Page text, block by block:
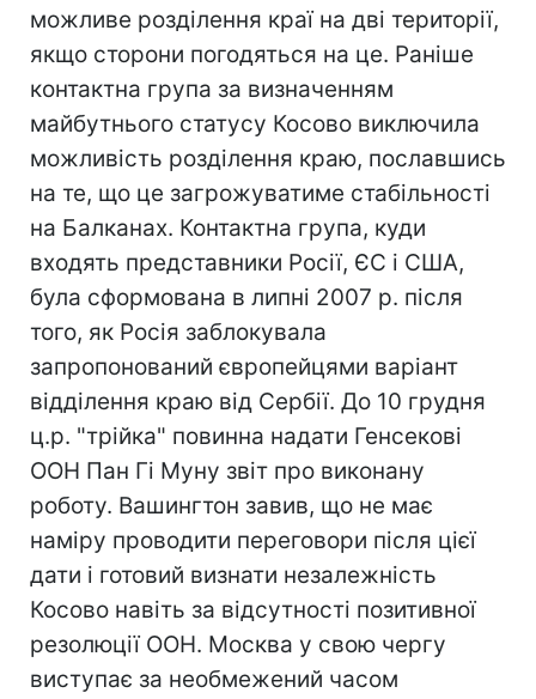
можливе розділення краї на дві території,
якщо сторони погодяться на це. Раніше
контактна група за визначенням
майбутнього статусу Косово виключила
можливість розділення краю, пославшись
на те, що це загрожуватиме стабільності
на Балканах. Контактна група, куди
входять представники Росії, ЄС і США,
була сформована в липні 2007 р. після
того, як Росія заблокувала
запропонований європейцями варіант
відділення краю від Сербії. До 10 грудня
ц.р. "трійка" повинна надати Генсекові
ООН Пан Гі Муну звіт про виконану
роботу. Вашингтон завив, що не має
наміру проводити переговори після цієї
дати і готовий визнати незалежність
Косово навіть за відсутності позитивної
резолюції ООН. Москва у свою чергу
виступає за необмежений часом